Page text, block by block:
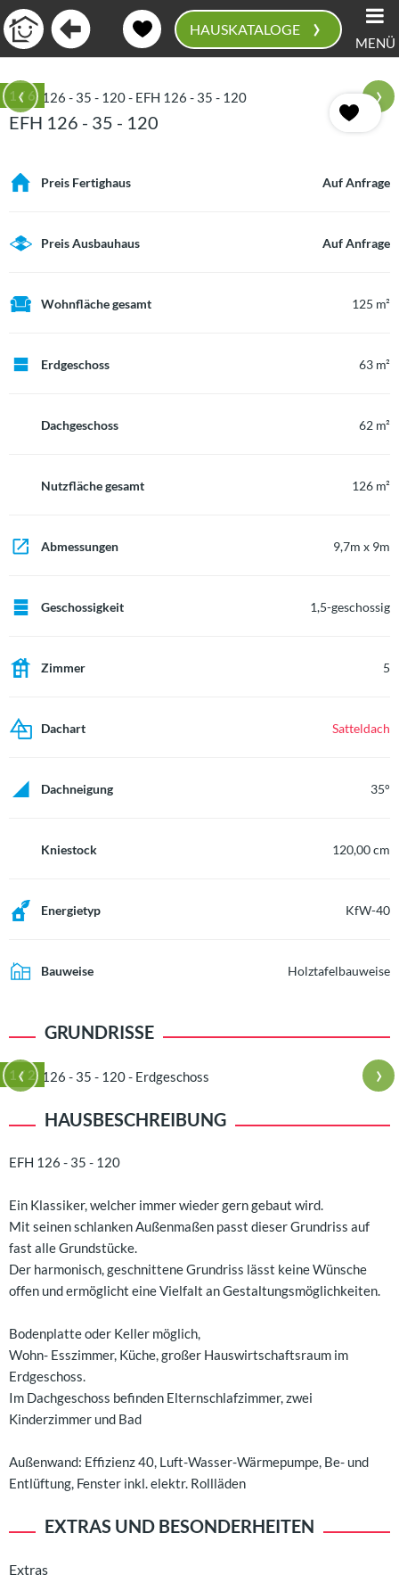
HAUSKATALOGE › MENÜ
1 / 6
‹ ›
EFH 126 - 35 - 120
Preis Fertighaus Auf Anfrage
Preis Ausbauhaus Auf Anfrage
Wohnfläche gesamt 125 m²
Erdgeschoss 63 m²
Dachgeschoss 62 m²
Nutzfläche gesamt 126 m²
Abmessungen 9,7m x 9m
Geschossigkeit 1,5-geschossig
Zimmer 5
Dachart Satteldach
Dachneigung 35°
Kniestock 120,00 cm
Energietyp KfW-40
Bauweise Holztafelbauweise
GRUNDRISSE
1 / 2
‹ ›
HAUSBESCHREIBUNG
EFH 126 - 35 - 120
Ein Klassiker, welcher immer wieder gern gebaut wird.
Mit seinen schlanken Außenmaßen passt dieser Grundriss auf
fast alle Grundstücke.
Der harmonisch, geschnittene Grundriss lässt keine Wünsche
offen und ermöglicht eine Vielfalt an Gestaltungsmöglichkeiten.
Bodenplatte oder Keller möglich,
Wohn- Esszimmer, Küche, großer Hauswirtschaftsraum im
Erdgeschoss.
Im Dachgeschoss befinden Elternschlafzimmer, zwei
Kinderzimmer und Bad
Außenwand: Effizienz 40, Luft-Wasser-Wärmepumpe, Be- und
Entlüftung, Fenster inkl. elektr. Rollläden
EXTRAS UND BESONDERHEITEN
Extras